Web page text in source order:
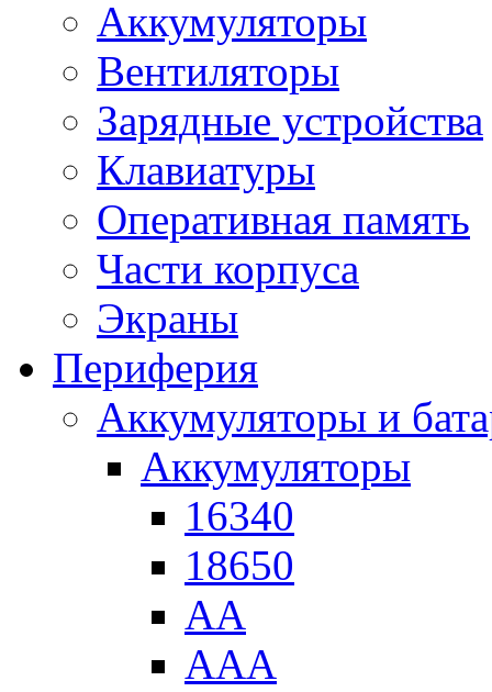
Аккумуляторы
Вентиляторы
Зарядные устройства
Клавиатуры
Оперативная память
Части корпуса
Экраны
Периферия
Аккумуляторы и
Аккумуляторы
16340
18650
АА
ААА